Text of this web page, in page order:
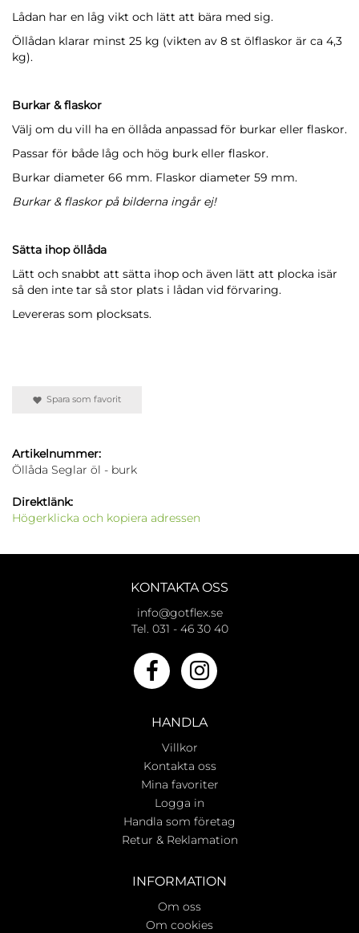
Lådan har en låg vikt och lätt att bära med sig.
Öllådan klarar minst 25 kg (vikten av 8 st ölflaskor är ca 4,3
kg).
Burkar & flaskor
Välj om du vill ha en öllåda anpassad för burkar eller flaskor.
Passar för både låg och hög burk eller flaskor.
Burkar diameter 66 mm. Flaskor diameter 59 mm.
Burkar & flaskor på bilderna ingår ej!
Sätta ihop öllåda
Lätt och snabbt att sätta ihop och även lätt att plocka isär
så den inte tar så stor plats i lådan vid förvaring.
Levereras som plocksats.
Spara som favorit
Artikelnummer:
Öllåda Seglar öl - burk
Direktlänk:
Högerklicka och kopiera adressen
KONTAKTA OSS
info@gotflex.se
Tel. 031 - 46 30 40
HANDLA
Villkor
Kontakta oss
Mina favoriter
Logga in
Handla som företag
Retur & Reklamation
INFORMATION
Om oss
Om cookies